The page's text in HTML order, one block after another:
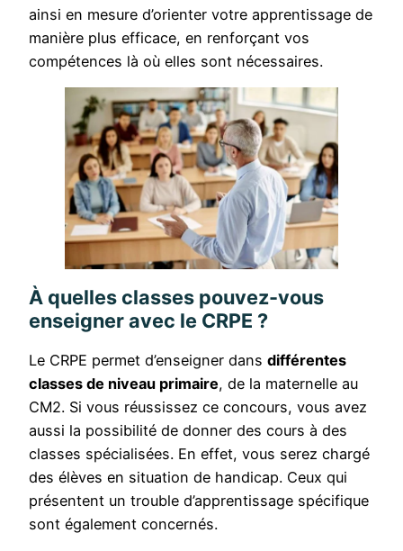
ainsi en mesure d’orienter votre apprentissage de
manière plus efficace, en renforçant vos
compétences là où elles sont nécessaires.
À quelles classes pouvez-vous
enseigner avec le CRPE ?
Le CRPE permet d’enseigner dans différentes
classes de niveau primaire, de la maternelle au
CM2. Si vous réussissez ce concours, vous avez
aussi la possibilité de donner des cours à des
classes spécialisées. En effet, vous serez chargé
des élèves en situation de handicap. Ceux qui
présentent un trouble d’apprentissage spécifique
sont également concernés.